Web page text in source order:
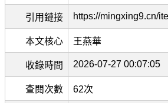
引用鏈接 https://mingxing9.cn/
本文核心 王燕華
收錄時間 2026-07-27 00:07:05
查閱次數 62次